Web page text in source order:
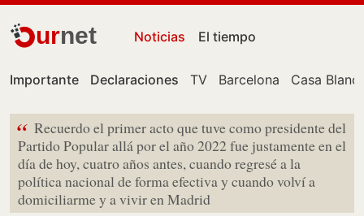
urnet Noticias El tiempo
Importante Declaraciones TV Barcelona Casa
“ Recuerdo el primer acto que tuve como presidente del
Partido Popular allá por el año 2022 fue justamente en el
día de hoy, cuatro años antes, cuando regresé a la
política nacional de forma efectiva y cuando volví a
domiciliarme y a vivir en Madrid